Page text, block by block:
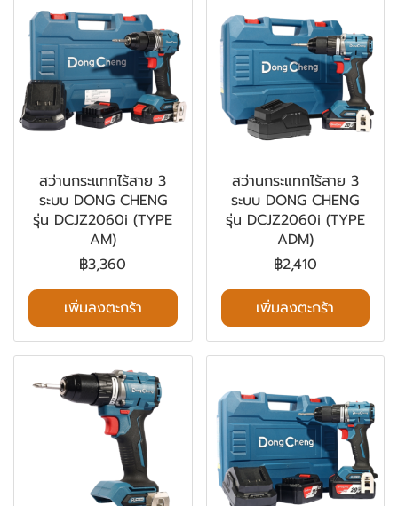
สว่านกระแทกไร้สาย 3
ระบบ DONG CHENG
รุ่น DCJZ2060i (TYPE
AM)
฿3,360
เพิ่มลงตะกร้า
สว่านกระแทกไร้สาย 3
ระบบ DONG CHENG
รุ่น DCJZ2060i (TYPE
ADM)
฿2,410
เพิ่มลงตะกร้า